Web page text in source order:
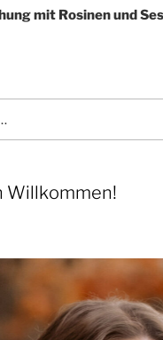
mit Rosinen und
Willkommen!